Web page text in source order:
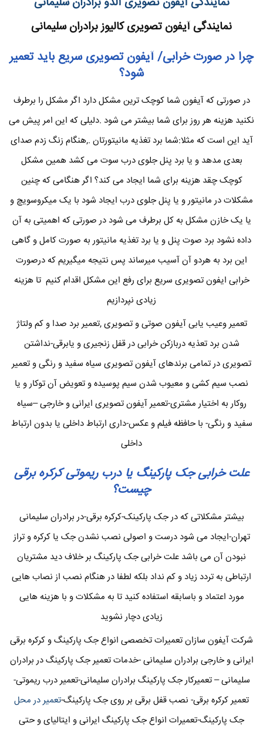
نمایندگی آیفون تصویری کالیوز برادران سلیمانی
چرا در صورت خرابی/ آیفون تصویری سریع باید تعمیر
شود؟
در صورتی که آیفون شما کوچک ترین مشکل دارد اگر مشکل را برطرف
نکنید هزینه هر روز برای شما بیشتر می شود .دلیلی که این امر پیش می
آید این است که مثلا:شما برد تغذیه مانیتورتان .,هنگام زنگ زدم صدای
بعدی مدهد و یا برد پنل جلوی درب سوت می کشد همین مشکل
کوچک چقد هزینه برای شما ایجاد می کند؟ اگر هنگامی که چنین
مشکلات در مانیتور و یا پنل جلوی درب ایجاد شود با یک میکروسویچ و
یا یک خازن مشکل به کل برطرف می شود در صورتی که اهمیتی به آن
داده نشود برد صوت پنل و یا برد تغذیه مانیتور به صورت کامل و گاهی
این برد به هردو آن آسیب میرساند پس نتیجه میگیریم که درصورت
خرابی ایفون تصویری سریع برای رفع این مشکل اقدام کنیم تا هزینه
زیادی نپردازیم
تعمیر وعیب یابی آیفون صوتی و تصویری ,تعمیر برد صدا و کم ولتاژ
شدن برد تعذیه دربازکن خرابی در قفل زنجیری و یابرقی-نداشتن
تصویری در تمامی برندهای آیفون تصویری سیاه سفید و رنگی و تعمیر
نصب سیم کشی و معیوب شدن سیم پوسیده و تعویض آن توکار و یا
روکار به اختیار مشتری-تعمیر آیفون تصویری ایرانی و خارجی –سیاه
سفید و رنگی- با حافظه فیلم و عکس-داری ارتباط داخلی یا بدون ارتباط
داخلی
علت خرابی جک پارکینگ یا درب ریموتی کرکره برقی
چیست؟
بیشتر مشکلاتی که در جک پارکینک-کرکره برقی-در برادران سلیمانی
تهران-ایجاد می شود درست و اصولی نصب نشدن جک یا کرکره و تراز
نبودن آن می باشد علت خرابی جک پارکینگ بر خلاف دید مشتریان
ارتباطی به تردد زیاد و کم نداد بلکه لطفا در هنگام نصب از نصاب هایی
مورد اعتماد و باسابقه استفاده کنید تا به مشکلات و با هزینه هایی
زیادی دچار نشوید
شرکت آیفون سازان تعمیرات تخصصی انواع جک پارکینگ و کرکره برقی
ایرانی و خارجی برادران سلیمانی -خدمات تعمیر جک پارکینگ در برادران
سلیمانی – تعمیرکار جک پارکینگ برادران سلیمانی-تعمیر درب ریموتی-
تعمیر کرکره برقی- نصب قفل برقی بر روی جک پارکینگ-تعمیر در محل
جک پارکینگ-تعمیرات انواع جک پارکینگ ایرانی و ایتالیای و حتی